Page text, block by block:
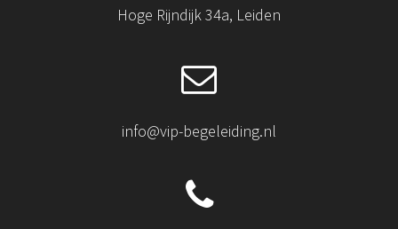
Hoge Rijndijk 34a, Leiden
info@vip-begeleiding.nl